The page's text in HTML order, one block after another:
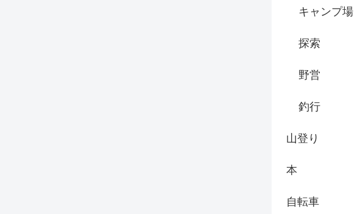
キャンプ場
探索
野営
釣行
山登り
本
自転車